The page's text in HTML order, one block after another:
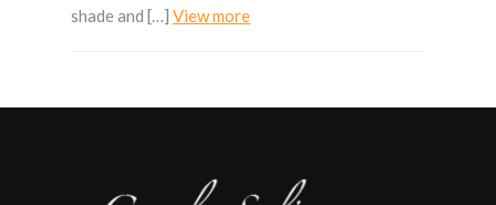
shade and […] View more